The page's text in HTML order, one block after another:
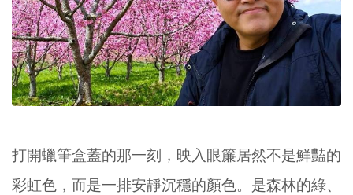
打開蠟筆盒蓋的那一刻，映入眼簾居然不是鮮豔的
彩虹色，而是一排安靜沉穩的顏色。 是森林的綠、